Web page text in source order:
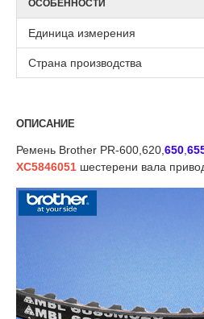
ОСОБЕННОСТИ
Единица измерения
Страна производства
ОПИСАНИЕ
Ремень Brother PR-600,620, 650
XC5846051 шестерени вала